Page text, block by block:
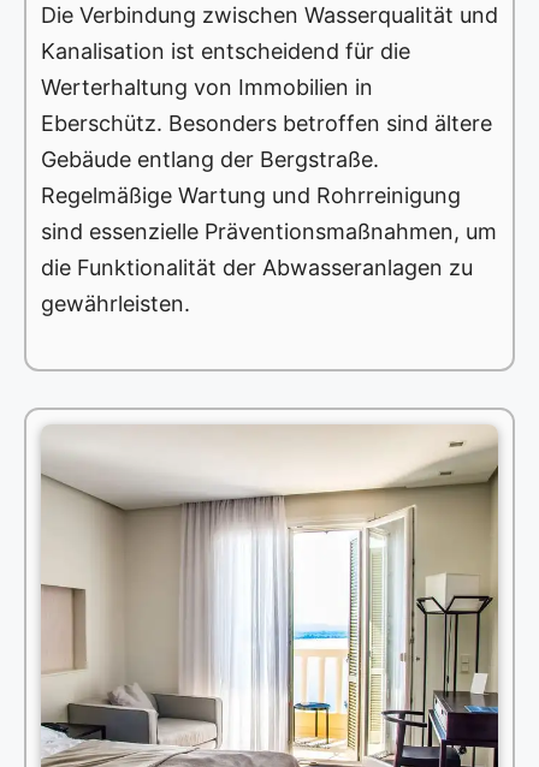
Die Verbindung zwischen Wasserqualität und
Kanalisation ist entscheidend für die
Werterhaltung von Immobilien in
Eberschütz. Besonders betroffen sind ältere
Gebäude entlang der Bergstraße.
Regelmäßige Wartung und Rohrreinigung
sind essenzielle Präventionsmaßnahmen, um
die Funktionalität der Abwasseranlagen zu
gewährleisten.